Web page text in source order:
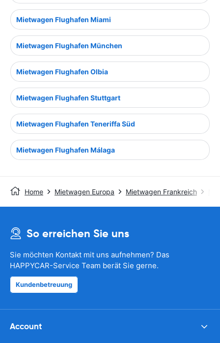
Mietwagen Flughafen Miami
Mietwagen Flughafen München
Mietwagen Flughafen Olbia
Mietwagen Flughafen Stuttgart
Mietwagen Flughafen Teneriffa Süd
Mietwagen Flughafen Málaga
Home Mietwagen Europa Mietwagen Frankreich
So erreichen Sie uns
Sie möchten Kontakt mit uns aufnehmen? Das
HAPPYCAR-Service Team berät Sie gerne.
Kundenbetreuung
Account